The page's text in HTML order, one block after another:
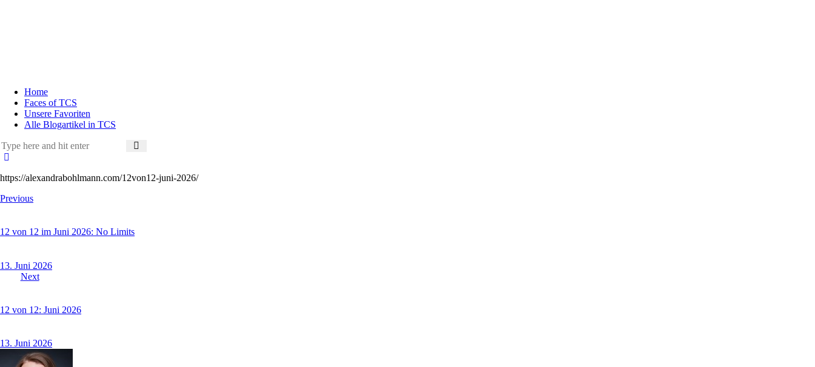
Home
Faces of TCS
Unsere Favoriten
Alle Blogartikel in TCS
https://alexandrabohlmann.com/12von12-juni-2026/
Beitragsnavigation
Previous
12 von 12 im Juni 2026: No Limits
13. Juni 2026
Next
12 von 12: Juni 2026
13. Juni 2026